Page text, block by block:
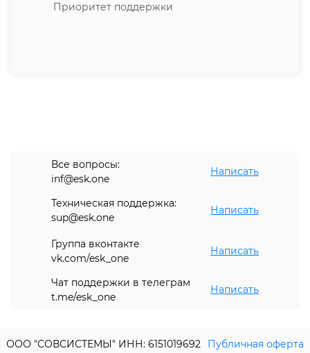
Приоритет поддержки
Все вопросы:
inf@esk.one
Написать
Техническая поддержка:
sup@esk.one
Написать
Группа вконтакте
vk.com/esk_one
Написать
Чат поддержки в телеграм
t.me/esk_one
Написать
ООО "СОВСИСТЕМЫ" ИНН: 6151019692 Публичная оферта